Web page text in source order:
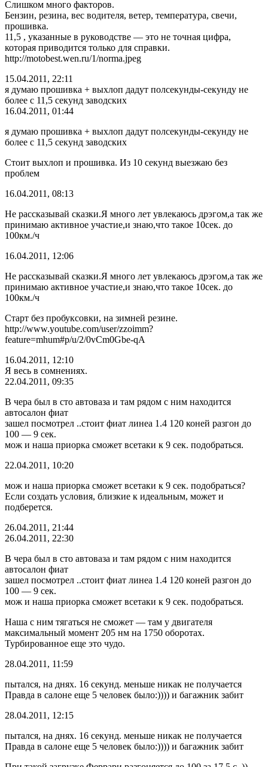
Слишком много факторов.
Бензин, резина, вес водителя, ветер, температура, свечи,
прошивка.
11,5 , указанные в руководстве — это не точная цифра,
которая приводится только для справки.
http://motobest.wen.ru/1/norma.jpeg
15.04.2011, 22:11
я думаю прошивка + выхлоп дадут полсекунды-секунду не
более с 11,5 секунд заводских
16.04.2011, 01:44
я думаю прошивка + выхлоп дадут полсекунды-секунду не
более с 11,5 секунд заводских
Стоит выхлоп и прошивка. Из 10 секунд выезжаю без
проблем
16.04.2011, 08:13
Не рассказывай сказки.Я много лет увлекаюсь дрэгом,а так же
принимаю активное участие,и знаю,что такое 10сек. до
100км./ч
16.04.2011, 12:06
Не рассказывай сказки.Я много лет увлекаюсь дрэгом,а так же
принимаю активное участие,и знаю,что такое 10сек. до
100км./ч
Старт без пробуксовки, на зимней резине.
http://www.youtube.com/user/zzoimm?
feature=mhum#p/u/2/0vCm0Gbe-qA
16.04.2011, 12:10
Я весь в сомнениях.
22.04.2011, 09:35
В чера был в сто автоваза и там рядом с ним находится
автосалон фиат
зашел посмотрел ..стоит фиат линеа 1.4 120 коней разгон до
100 — 9 сек.
мож и наша приорка сможет всетаки к 9 сек. подобраться.
22.04.2011, 10:20
мож и наша приорка сможет всетаки к 9 сек. подобраться?
Если создать условия, близкие к идеальным, может и
подберется.
26.04.2011, 21:44
26.04.2011, 22:30
В чера был в сто автоваза и там рядом с ним находится
автосалон фиат
зашел посмотрел ..стоит фиат линеа 1.4 120 коней разгон до
100 — 9 сек.
мож и наша приорка сможет всетаки к 9 сек. подобраться.
Наша с ним тягаться не сможет — там у двигателя
максимальный момент 205 нм на 1750 оборотах.
Турбированное еще это чудо.
28.04.2011, 11:59
пытался, на днях. 16 секунд. меньше никак не получается
Правда в салоне еще 5 человек было:)))) и багажник забит
28.04.2011, 12:15
пытался, на днях. 16 секунд. меньше никак не получается
Правда в салоне еще 5 человек было:)))) и багажник забит